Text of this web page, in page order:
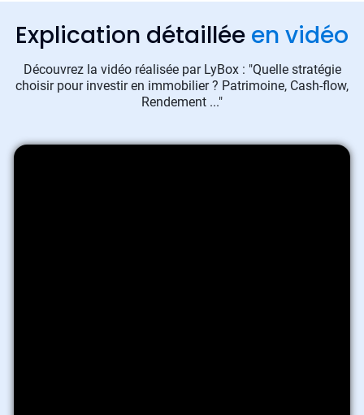
Explication détaillée en vidéo
Découvrez la vidéo réalisée par LyBox : "Quelle stratégie
choisir pour investir en immobilier ? Patrimoine, Cash-flow,
Rendement ..."